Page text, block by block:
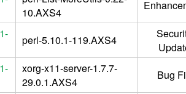
10.AXS4
perl-5.10.1-119.AXS4
xorg-x11-server-1.7.7-
29.0.1.AXS4
Bug